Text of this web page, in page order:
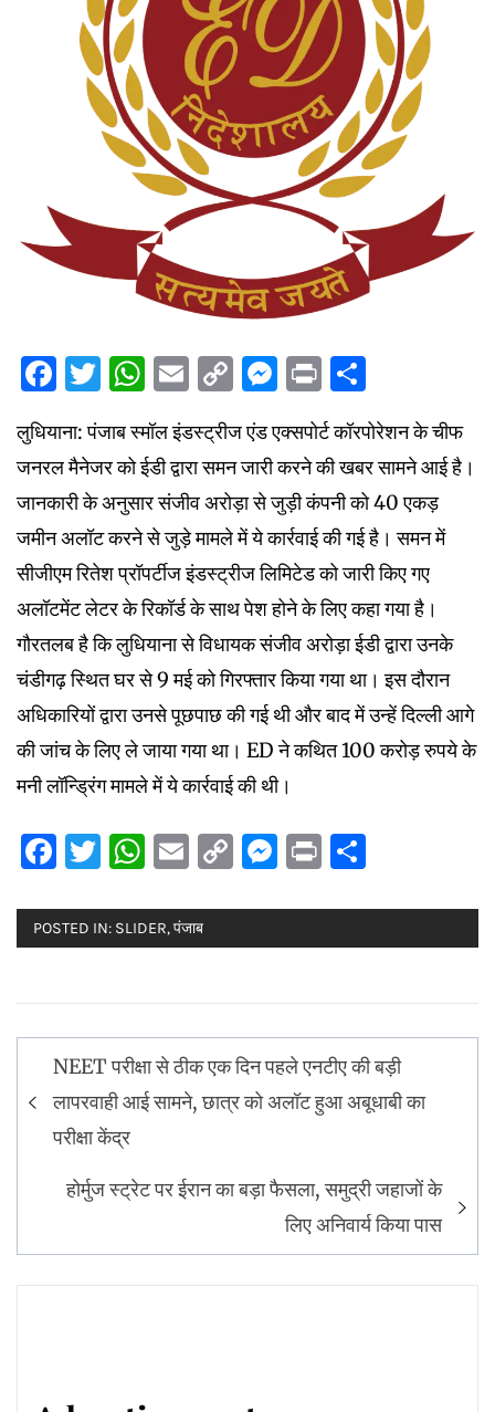
Facebook
Twitter
WhatsApp
Email
Copy
Link
Messenger
Print
लुधियाना: पंजाब स्मॉल इंडस्ट्रीज एंड एक्सपोर्ट कॉरपोरेशन के चीफ
जनरल मैनेजर को ईडी द्वारा समन जारी करने की खबर सामने आई है।
जानकारी के अनुसार संजीव अरोड़ा से जुड़ी कंपनी को 40 एकड़
जमीन अलॉट करने से जुड़े मामले में ये कार्रवाई की गई है। समन में
सीजीएम रितेश प्रॉपर्टीज इंडस्ट्रीज लिमिटेड को जारी किए गए
अलॉटमेंट लेटर के रिकॉर्ड के साथ पेश होने के लिए कहा गया है।
गौरतलब है कि लुधियाना से विधायक संजीव अरोड़ा ईडी द्वारा उनके
चंडीगढ़ स्थित घर से 9 मई को गिरफ्तार किया गया था। इस दौरान
अधिकारियों द्वारा उनसे पूछपाछ की गई थी और बाद में उन्हें दिल्ली आगे
की जांच के लिए ले जाया गया था। ED ने कथित 100 करोड़ रुपये के
मनी लॉन्ड्रिंग मामले में ये कार्रवाई की थी।
Facebook
Twitter
WhatsApp
Email
CopyMessenger
Print
POSTED IN: SLIDER,पंजाब
Post
navigation
NEET परीक्षा से ठीक एक दिन पहले एनटीए की बड़ी
लापरवाही आई सामने, छात्र को अलॉट हुआ अबूधाबी का
परीक्षा केंद्र
होर्मुज स्ट्रेट पर ईरान का बड़ा फैसला, समुद्री जहाजों के
लिए अनिवार्य किया पास